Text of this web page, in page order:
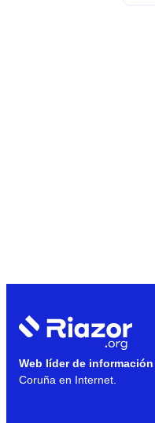
Web líder de información
Coruña en Internet.